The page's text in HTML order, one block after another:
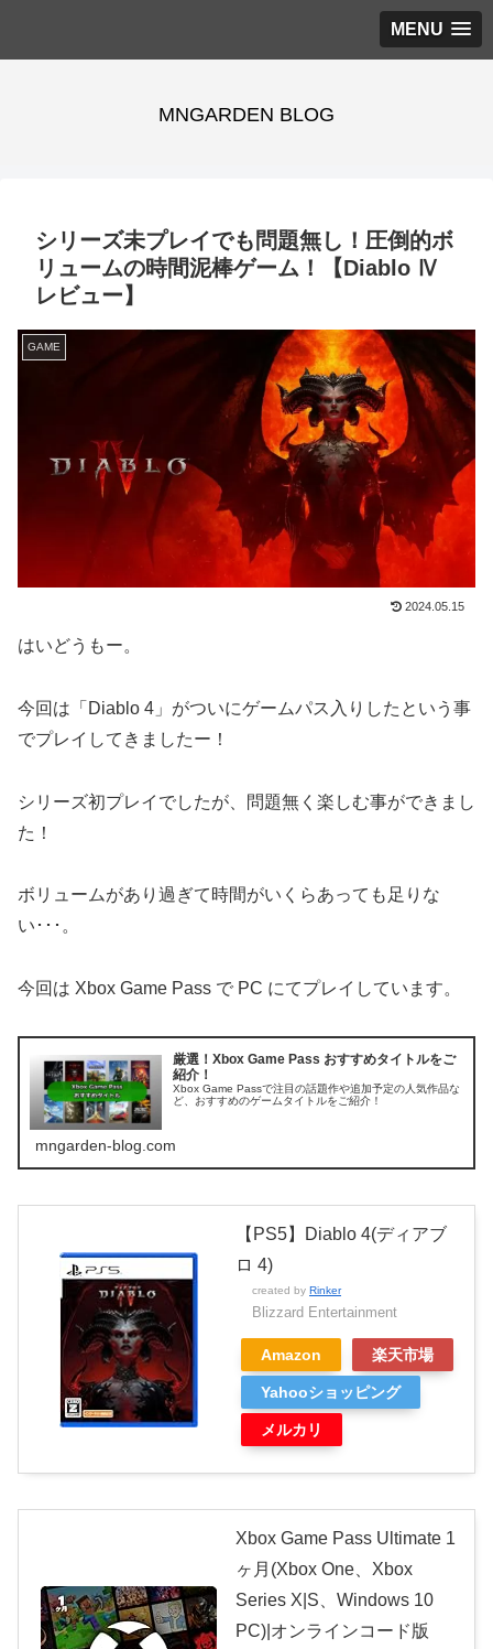
MENU
MNGARDEN BLOG
シリーズ未プレイでも問題無し！圧倒的ボ
リュームの時間泥棒ゲーム！【Diablo Ⅳ
レビュー】
GAME
2024.05.15
はいどうもー。
今回は「Diablo 4」がついにゲームパス入りしたという事
でプレイしてきましたー！
シリーズ初プレイでしたが、問題無く楽しむ事ができまし
た！
ボリュームがあり過ぎて時間がいくらあっても足りな
い･･･。
今回は Xbox Game Pass で PC にてプレイしています。
厳選！Xbox Game Pass おすすめタイトルをご
紹介！
Xbox Game Passで注目の話題作や追加予定の人気作品な
ど、おすすめのゲームタイトルをご紹介！
mngarden-blog.com
【PS5】Diablo 4(ディアブ
ロ 4)
created by Rinker
Blizzard Entertainment
Amazon 楽天市場
Yahooショッピング
メルカリ
Xbox Game Pass Ultimate 1
ヶ月(Xbox One、Xbox
Series X|S、Windows 10
PC)|オンラインコード版